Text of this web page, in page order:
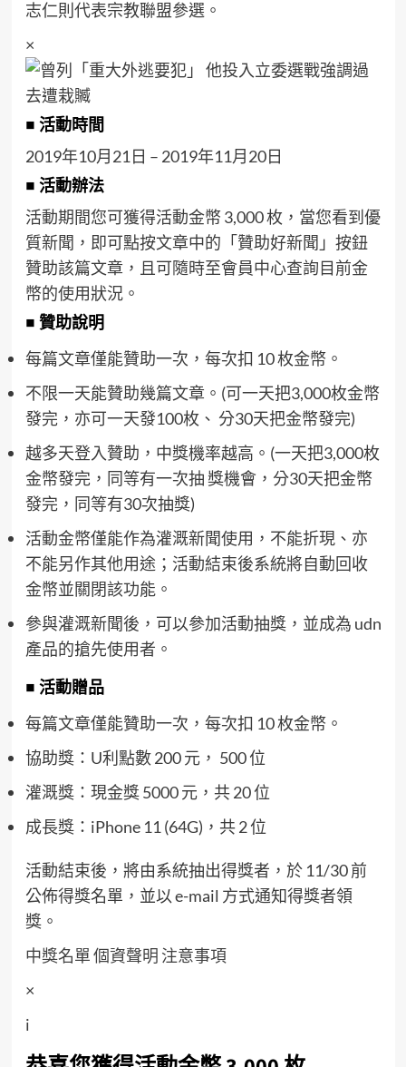
志仁則代表宗教聯盟參選。
×
■ 活動時間
2019年10月21日 – 2019年11月20日
■ 活動辦法
活動期間您可獲得活動金幣 3,000 枚，當您看到優
質新聞，即可點按文章中的「贊助好新聞」按鈕
贊助該篇文章，且可隨時至會員中心查詢目前金
幣的使用狀況。
■ 贊助說明
每篇文章僅能贊助一次，每次扣 10 枚金幣。
不限一天能贊助幾篇文章。(可一天把3,000枚金幣
發完，亦可一天發100枚、 分30天把金幣發完)
越多天登入贊助，中獎機率越高。(一天把3,000枚
金幣發完，同等有一次抽 獎機會，分30天把金幣
發完，同等有30次抽獎)
活動金幣僅能作為灌溉新聞使用，不能折現、亦
不能另作其他用途；活動結束後系統將自動回收
金幣並關閉該功能。
參與灌溉新聞後，可以參加活動抽獎，並成為 udn
產品的搶先使用者。
■ 活動贈品
每篇文章僅能贊助一次，每次扣 10 枚金幣。
協助獎：U利點數 200 元， 500 位
灌溉獎：現金獎 5000 元，共 20 位
成長獎：iPhone 11 (64G)，共 2 位
活動結束後，將由系統抽出得獎者，於 11/30 前
公佈得獎名單，並以 e-mail 方式通知得獎者領
獎。
中獎名單個資聲明 注意事項
×
i